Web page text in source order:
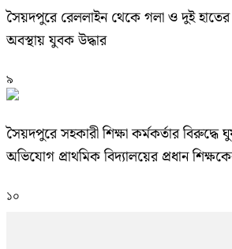
সৈয়দপুরে রেললাইন থেকে গলা ও দুই
অবস্থায় যুবক উদ্ধার
৯
সৈয়দপুরে সহকারী শিক্ষা কর্মকর্তার বিরুদ্ধে
অভিযোগ প্রাথমিক বিদ্যালয়ের প্রধান
১০